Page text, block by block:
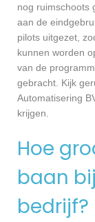
nog ruimschoots
aan de
pilots uitgezet,
kunnen worden
van de
gebracht. Kijk
Automatisering
krijgen.
Hoe
baan
bedrijf?